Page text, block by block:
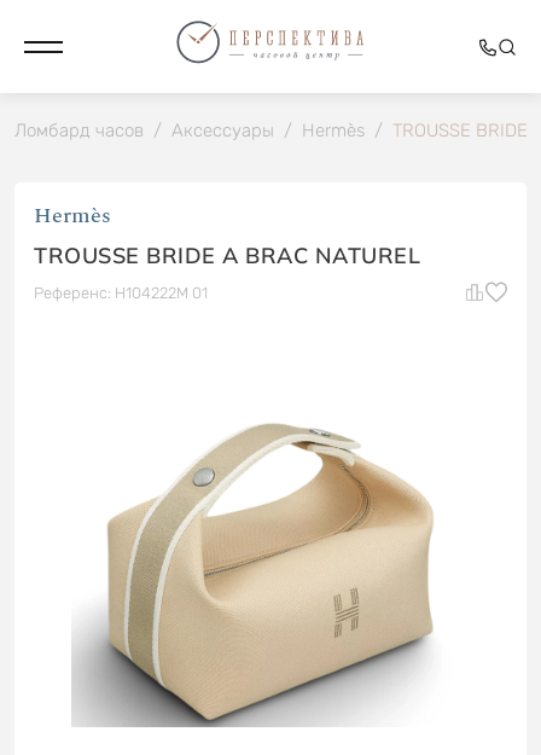
Ломбард часов / Аксессуары / Hermès / TROUSSE BRIDE
Hermès
TROUSSE BRIDE A BRAC NATUREL
Референс: H104222M 01